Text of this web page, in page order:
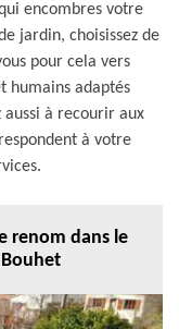
encombres votre
jardin, choisissez de
pour cela vers
humains adaptés
aussi à recourir aux
à votre
renom dans le